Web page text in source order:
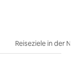
Reiseziele in der